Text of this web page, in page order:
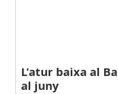
L'atur baixa al
al juny